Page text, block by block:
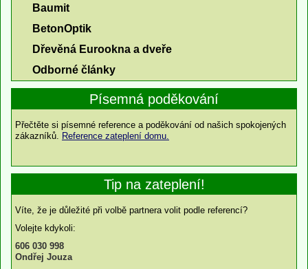
Baumit
BetonOptik
Dřevěná Eurookna a dveře
Odborné články
Písemná poděkování
Přečtěte si písemné reference a poděkování od našich spokojených
zákazníků. Reference zateplení domu.
Tip na zateplení!
Víte, že je důležité při volbě partnera volit podle referencí?
Volejte kdykoli:
606 030 998
Ondřej Jouza